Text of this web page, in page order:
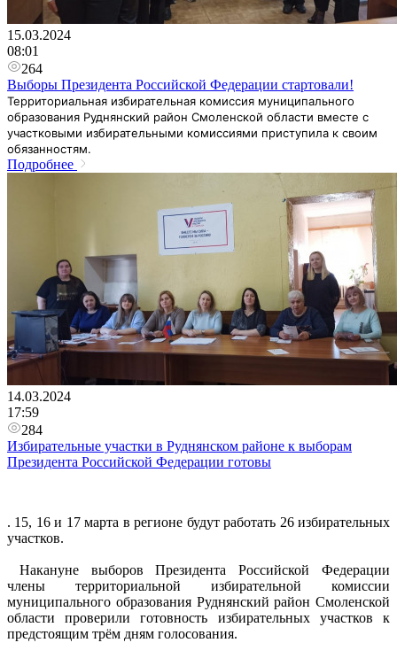
15.03.2024
08:01
264
Выборы Президента Российской Федерации стартовали!
Территориальная избирательная комиссия муниципального
образования Руднянский район Смоленской области вместе с
участковыми избирательными комиссиями приступила к своим
обязанностям.
Подробнее
14.03.2024
17:59
284
Избирательные участки в Руднянском районе к выборам
Президента Российской Федерации готовы
. 15, 16 и 17 марта в регионе будут работать 26 избирательных
участков.
Накануне выборов Президента Российской Федерации
члены территориальной избирательной комиссии
муниципального образования Руднянский район Смоленской
области проверили готовность избирательных участков к
предстоящим трём дням голосования.